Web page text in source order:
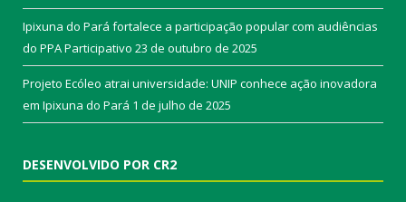
Ipixuna do Pará fortalece a participação popular com audiências
do PPA Participativo 23 de outubro de 2025
Projeto Ecóleo atrai universidade: UNIP conhece ação inovadora
em Ipixuna do Pará 1 de julho de 2025
DESENVOLVIDO POR CR2